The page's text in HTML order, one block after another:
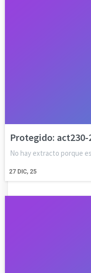
Protegido: act230-
27 DIC, 25
No hay extracto porque